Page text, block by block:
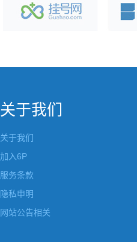
关于我们
关于我们
加入6P
服务条款
隐私申明
网站公告相关